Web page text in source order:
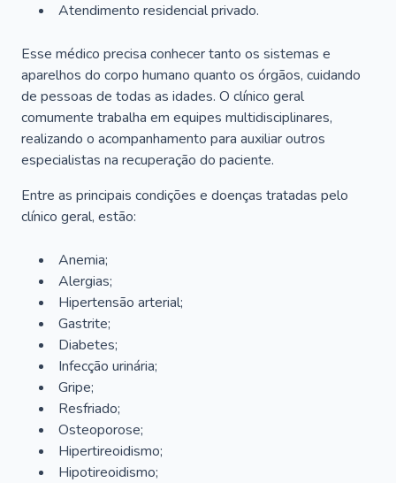
Atendimento residencial privado.
Esse médico precisa conhecer tanto os sistemas e
aparelhos do corpo humano quanto os órgãos, cuidando
de pessoas de todas as idades. O clínico geral
comumente trabalha em equipes multidisciplinares,
realizando o acompanhamento para auxiliar outros
especialistas na recuperação do paciente.
Entre as principais condições e doenças tratadas pelo
clínico geral, estão:
Anemia;
Alergias;
Hipertensão arterial;
Gastrite;
Diabetes;
Infecção urinária;
Gripe;
Resfriado;
Osteoporose;
Hipertireoidismo;
Hipotireoidismo;